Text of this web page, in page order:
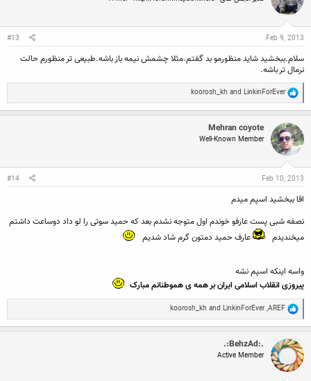
o
n
:
Feb 9, 2013
#13
سلام.ببخشید شاید منظورمو بد گفتم.مثلا چشمش نیمه باز باشه.طبیعی تر منظورم حالت
نرمال تر باشه.
R
e
a
c
t
i
o
n
:
LinkinForEver
koorosh_kh
Mehran coyote
Well-Known Member
Feb 10, 2013
#14
اقا ببخشید اسپم میدم
نصفه شبی پست عارفو خوندم اول متوجه نشدم بعد که حمید سوتی را لو داد دوساعت داشتم
میخندیدم
عارف حمید دمتون گرم شاد شدیم
واسه اینکه اسپم نشه
پیروزی انقلاب اسلامی ایران بر همه ی هموطنانم مبارک
R
e
a
c
t
o
n
AREF
,
LinkinForEver
koorosh_kh
.:BehzAd:.
Active Member